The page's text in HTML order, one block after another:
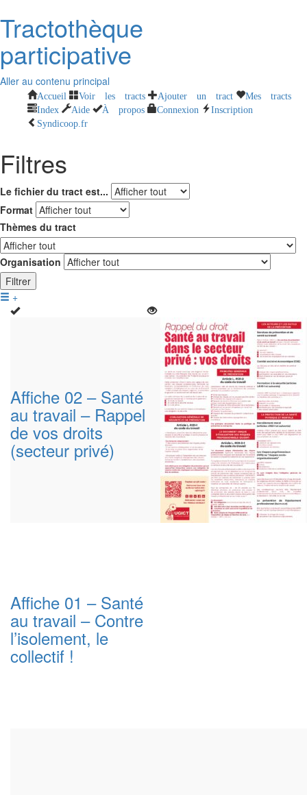
Tractothèque
participative
Aller au contenu principal
Accueil Voir les tracts Ajouter un tract
Mes tracts
Index
Aide À propos Connexion
Inscription
Syndicoop.fr
Filtres
Le fichier du tract est...
Format
Thèmes du tract
Organisation
Filtrer
+
Affiche 02 – Santé
au travail – Rappel
de vos droits
(secteur privé)
Affiche 01 – Santé
au travail – Contre
l’isolement, le
collectif !